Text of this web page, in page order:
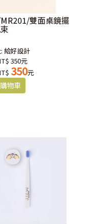
雙面桌鏡擺
給好設計
350元
350元